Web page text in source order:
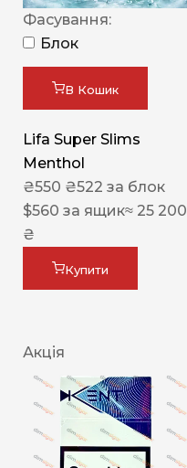
Фасування:
Блок
В Кошик
Lifa Super Slims
Menthol
₴550 ₴522 за блок
$560 за ящик≈ 25 200
₴
Купити
Акція